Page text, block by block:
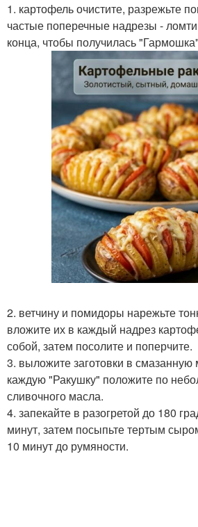
1. картофель очистите, разрежьте
частые поперечные надрезы -
конца, чтобы получилась
2. ветчину и помидоры нарежьте
вложите их в каждый надрез
собой, затем посолите и поперчите.
3. выложите заготовки в
каждую "Ракушку" положите по
сливочного масла.
4. запекайте в разогретой до 180
минут, затем посыпьте тертым
10 минут до румяности.